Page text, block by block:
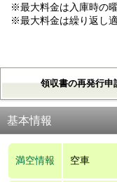
※最大料金は入庫時の
※最大料金は繰り返し
領収書の再発行申
基本情報
満空情報 空車